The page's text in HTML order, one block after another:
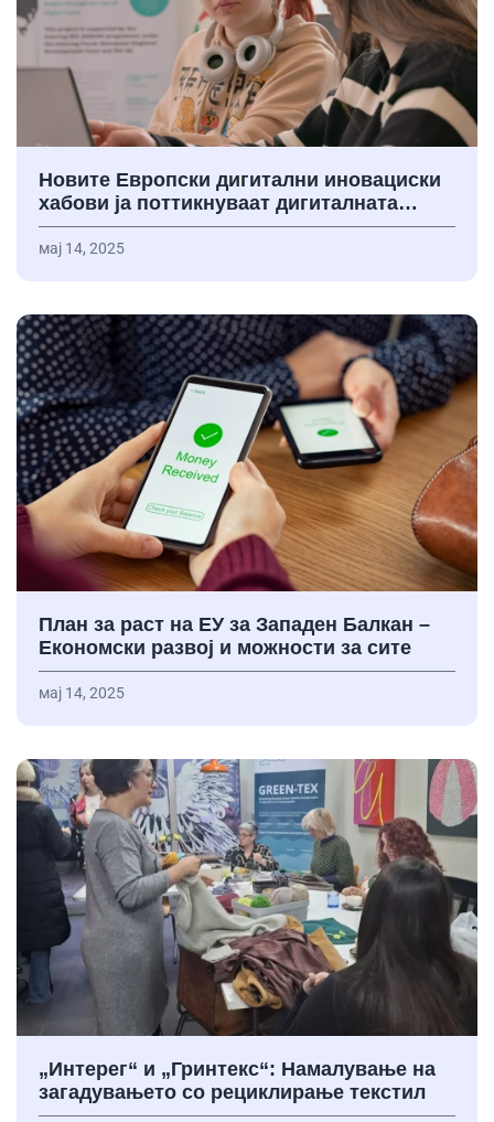
Новите Европски дигитални иновациски
хабови ја поттикнуваат дигиталната…
мај 14, 2025
План за раст на ЕУ за Западен Балкан –
Економски развој и можности за сите
мај 14, 2025
„Интерег“ и „Гринтекс“: Намалување на
загадувањето со рециклирање текстил